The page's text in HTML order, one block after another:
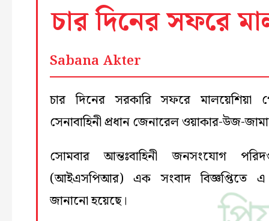
চার দিনের সফরে
Sabana Akter
চার দিনের সরকারি সফরে মালয়েশিয়া
সেনাবাহিনী প্রধান জেনারেল ওয়াকার-উজ-
সোমবার আন্তঃবাহিনী জনসংযোগ
(আইএসপিআর) এক সংবাদ বিজ্ঞপ্তিতে
জানানো হয়েছে।